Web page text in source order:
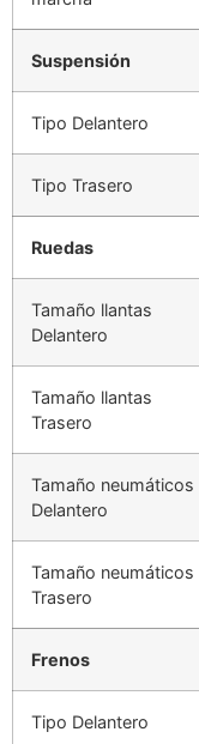
Suspensión
Tipo Delantero
Tipo Trasero
Ruedas
Tamaño llantas
Delantero
Tamaño llantas
Trasero
Tamaño neumáticos
Delantero
Tamaño neumáticos
Trasero
Frenos
Tipo Delantero